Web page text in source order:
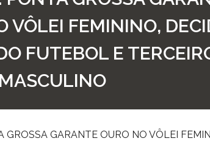
VÔLEI FEMININO,
FUTEBOL E
GROSSA GARANTE OURO NO VÔLEI